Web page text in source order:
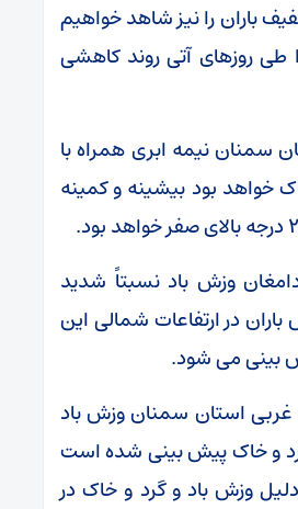
باران را نیز شاهد خواهیم
طی روزهای آتی روند کاهشی
سمنان نیمه ابری همراه با
خواهد بود بیشینه و کمینه
وزش باد نسبتاً شدید
باران در ارتفاعات شمالی این
بینی می شود.
استان سمنان وزش باد
و خاک پیش بینی شده است
وزش باد و گرد و خاک در